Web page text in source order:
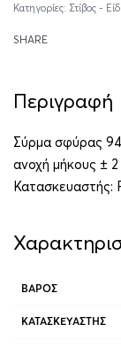
Κατηγορίες: Στίβος -
SHARE
Περιγραφή
Σύρμα σφύρας
ανοχή μήκους ±
Κατασκευαστής:
ΒΆΡΟΣ
ΚΑΤΑΣΚΕΥΑΣΤΉΣ